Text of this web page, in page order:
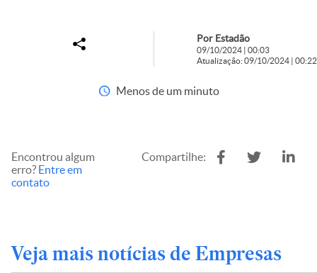
Por Estadão
09/10/2024 | 00:03
Atualização: 09/10/2024 | 00:22
Menos de um minuto
Encontrou algum
erro? Entre em
contato
Compartilhe:
Veja mais notícias de Empresas